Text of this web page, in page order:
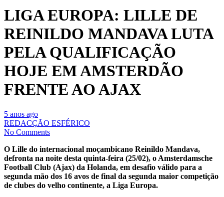
LIGA EUROPA: LILLE DE
REINILDO MANDAVA LUTA
PELA QUALIFICAÇÃO
HOJE EM AMSTERDÃO
FRENTE AO AJAX
5 anos ago
REDACÇÃO ESFÉRICO
No Comments
O Lille do internacional moçambicano Reinildo Mandava,
defronta na noite desta quinta-feira (25/02), o Amsterdamsche
Football Club (Ajax) da Holanda, em desafio válido para a
segunda mão dos 16 avos de final da segunda maior competição
de clubes do velho continente, a Liga Europa.